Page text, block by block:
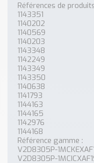
Références de
1143351
1140202
1140569
1140203
1143348
1142249
1143349
1143350
1140638
1141793
1144163
1144165
1142976
1144168
Référence gamme :
V2D8305P-
V2D8305P-